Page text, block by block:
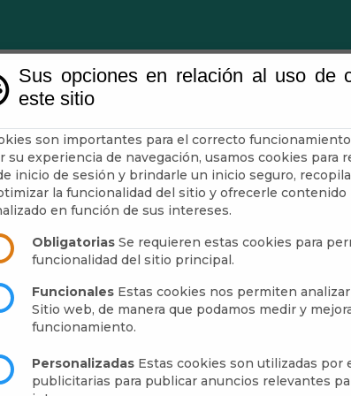
Sus opciones en relación al uso de
este sitio
son importantes para el correcto
su experiencia de navegación, usamos cookies para
inicio de sesión y brindarle un inicio seguro,
la funcionalidad del sitio y ofrecerle contenido
en función de sus intereses.
Obligatorias Se requieren estas cookies para
funcionalidad del sitio principal.
Funcionales Estas cookies nos permiten
Sitio web, de manera que podamos medir y
funcionamiento.
Personalizadas Estas cookies son utilizadas por
publicitarias para publicar anuncios relevantes
DEFINITIVA-